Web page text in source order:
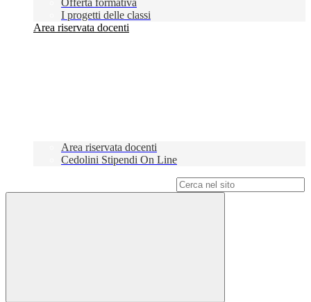
Offerta formativa
I progetti delle classi
Area riservata docenti
Area riservata docenti
Cedolini Stipendi On Line